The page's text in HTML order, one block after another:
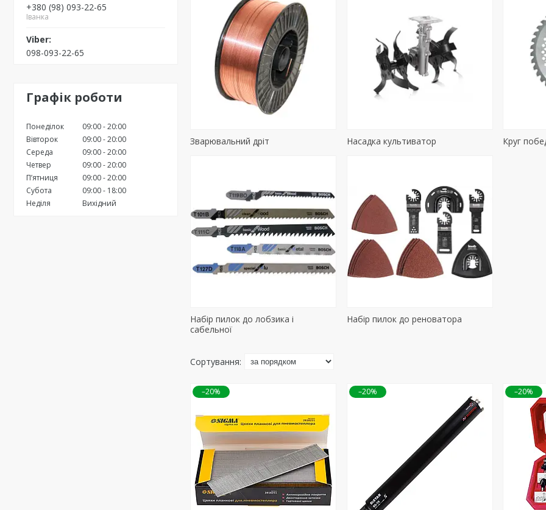
+380 (98) 093-22-65
Іванка
098-093-22-65
Графік роботи
Понеділок 09:00 20:00
Вівторок
09:00 20:00
Середа
09:00 20:00
Четвер
09:00 20:00
Пʼятниця
09:00 20:00
Субота
09:00
18:00
Неділя
Вихідний
Зварювальний дріт Насадка культиватор Круг
Набір пилок до лобзика і
сабельної
Набір пилок до реноватора
–20% –20% –20%